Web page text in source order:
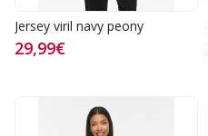
Jersey viril navy peony
29,99€